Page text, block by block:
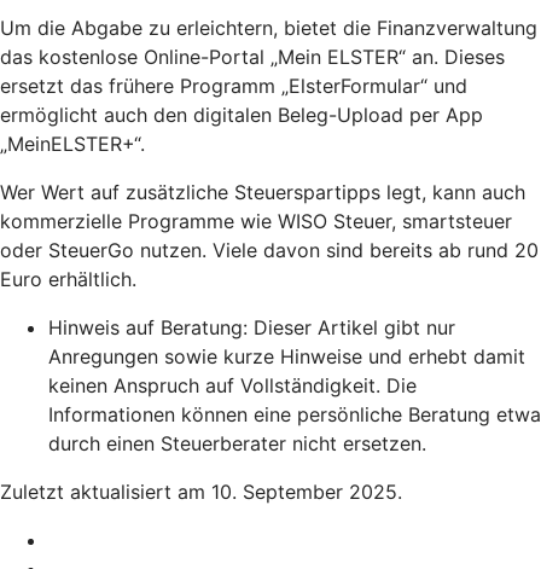
Um die Abgabe zu erleichtern, bietet die Finanzverwaltung
das kostenlose Online-Portal „Mein ELSTER“ an. Dieses
ersetzt das frühere Programm „ElsterFormular“ und
ermöglicht auch den digitalen Beleg-Upload per App
„MeinELSTER+“.
Wer Wert auf zusätzliche Steuerspartipps legt, kann auch
kommerzielle Programme wie WISO Steuer, smartsteuer
oder SteuerGo nutzen. Viele davon sind bereits ab rund 20
Euro erhältlich.
Hinweis auf Beratung: Dieser Artikel gibt nur
Anregungen sowie kurze Hinweise und erhebt damit
keinen Anspruch auf Vollständigkeit. Die
Informationen können eine persönliche Beratung etwa
durch einen Steuerberater nicht ersetzen.
Zuletzt aktualisiert am 10. September 2025.